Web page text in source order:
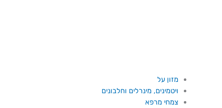
מזון על
ויטמינים, מינרלים וחלבונים
צמחי מרפא